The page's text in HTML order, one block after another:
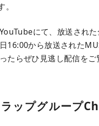
にて、放送され
16:00から放送された
たらぜひ見逃し配信をご
ップグループ